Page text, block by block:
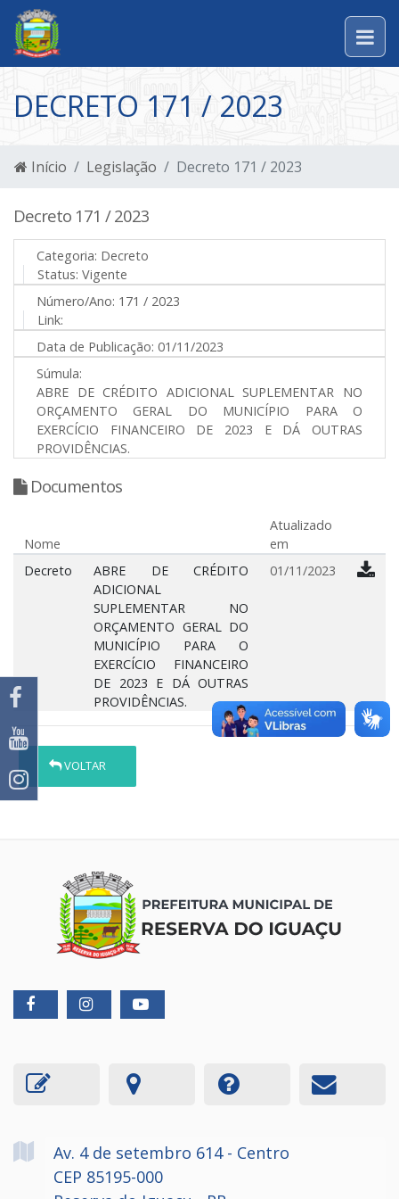
DECRETO 171 / 2023
Início Legislação Decreto 171 / 2023
Decreto 171 / 2023
Categoria: Decreto
Status: Vigente
Número/Ano: 171 / 2023
Link:
Data de Publicação: 01/11/2023
Súmula:
ABRE DE CRÉDITO ADICIONAL SUPLEMENTAR NO
ORÇAMENTO GERAL DO MUNICÍPIO PARA O
EXERCÍCIO FINANCEIRO DE 2023 E DÁ OUTRAS
PROVIDÊNCIAS.
Documentos
Nome
Atualizado
em
Decreto
ABRE DE CRÉDITO
ADICIONAL
SUPLEMENTAR NO
ORÇAMENTO GERAL DO
MUNICÍPIO PARA O
EXERCÍCIO FINANCEIRO
DE 2023 E DÁ OUTRAS
PROVIDÊNCIAS.
01/11/2023
VOLTAR
Av. 4 de setembro 614 - Centro
CEP 85195-000